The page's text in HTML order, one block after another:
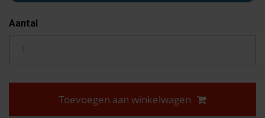
Aantal
Toevoegen aan winkelwagen